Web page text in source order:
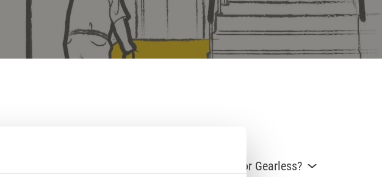
¿Cuál es el coste de cambio de un motor de ascensor Gearless?